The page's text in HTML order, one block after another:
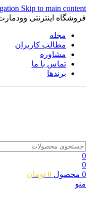
Skip to main content
فروشگاه اینترنتی
مجله
مطالب کاربران
مشاوره
تماس با ما
برندها
0
0
0 محصول 0 تومان
منو